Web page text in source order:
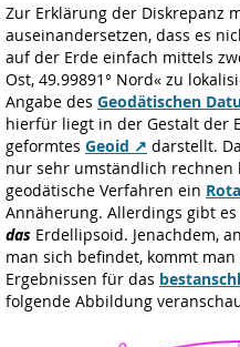
Zur Erklärung der Diskrepanz
auseinandersetzen, dass es
auf der Erde einfach mittels
Ost, 49.99891° Nord« zu
Angabe des Geodätischen
hierfür liegt in der Gestalt der
geformtes Geoid
darstellt.
nur sehr umständlich rechnen
geodätische Verfahren ein
Annäherung. Allerdings gibt
das Erdellipsoid. Jenachdem,
man sich befindet, kommt
Ergebnissen für das
folgende Abbildung